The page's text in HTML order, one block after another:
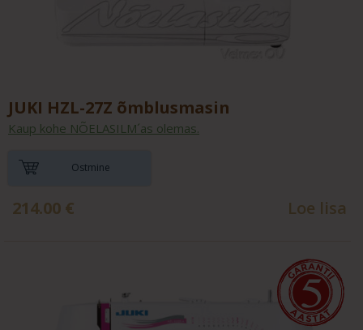
JUKI HZL-27Z õmblusmasin
Kaup kohe NÕELASILM´as olemas.
Ostmine
214.00 € Loe lisa